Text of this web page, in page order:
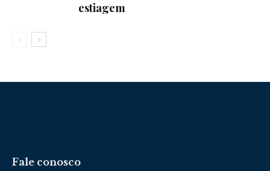
estiagem
Fale conosco